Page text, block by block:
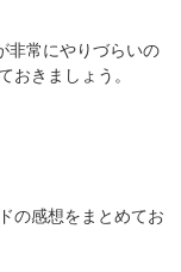
非常にやりづらいの
おきましょう。
の感想をまとめてお